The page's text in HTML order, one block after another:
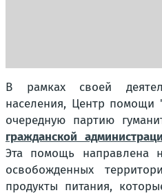
В рамках своей
населения, Центр помощи
очередную партию
гражданской
Эта помощь направлена
освобожденных
продукты питания,